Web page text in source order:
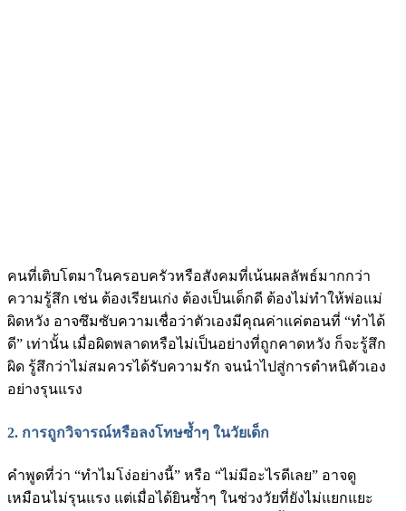
คนที่เติบโตมาในครอบครัวหรือสังคมที่เน้นผลลัพธ์มากกว่า
ความรู้สึก เช่น ต้องเรียนเก่ง ต้องเป็นเด็กดี ต้องไม่ทำให้พ่อแม่
ผิดหวัง อาจซึมซับความเชื่อว่าตัวเองมีคุณค่าแค่ตอนที่ “ทำได้
ดี” เท่านั้น เมื่อผิดพลาดหรือไม่เป็นอย่างที่ถูกคาดหวัง ก็จะรู้สึก
ผิด รู้สึกว่าไม่สมควรได้รับความรัก จนนำไปสู่การตำหนิตัวเอง
อย่างรุนแรง
2. การถูกวิจารณ์หรือลงโทษซ้ำๆ ในวัยเด็ก
คำพูดที่ว่า “ทำไมโง่อย่างนี้” หรือ “ไม่มีอะไรดีเลย” อาจดู
เหมือนไม่รุนแรง แต่เมื่อได้ยินซ้ำๆ ในช่วงวัยที่ยังไม่แยกแยะ